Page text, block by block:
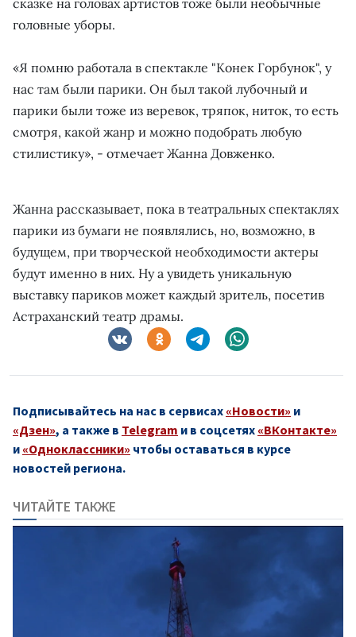
головные уборы.
«Я помню работала в спектакле "Конек Горбунок", у
нас там были парики. Он был такой лубочный и
парики были тоже из веревок, тряпок, ниток, то есть
смотря, какой жанр и можно подобрать любую
стилистику», - отмечает Жанна Довженко.
Жанна рассказывает, пока в театральных спектаклях
парики из бумаги не появлялись, но, возможно, в
будущем, при творческой необходимости актеры
будут именно в них. Ну а увидеть уникальную
выставку париков может каждый зритель, посетив
Астраханский театр драмы.
Подписывайтесь на нас в сервисах «Новости» и
«Дзен», а также в Telegram и в соцсетях «ВКонтакте»
и «Одноклассники» чтобы оставаться в курсе
новостей региона.
ЧИТАЙТЕ ТАКЖЕ